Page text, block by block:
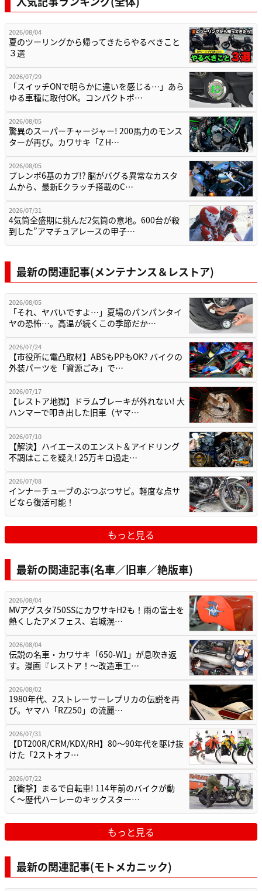
2026/08/04
夏のツーリングから帰ってきたらやるべきこと
３選
2026/07/29
「スイッチONで明らかに違いを感じる…」あら
ゆる車種に取付OK。コンパクトボ…
2026/08/05
驚異のスーパーチャージャー! 200馬力のモンス
ターが再び。カワサキ「Z H…
2026/08/05
ブレンボ6基のカブ!? 脳がバグる異常なカスタ
ムから、最新Eクラッチ搭載のC…
2026/07/31
4気筒全盛期に挑んだ2気筒の意地。600台が殺
到した”アマチュアレースの甲子…
最新の関連記事(メンテナンス＆レストア)
2026/08/05
「それ、ヤバいですよ…」夏場のパンパンタイ
ヤの恐怖…。高温が続くこの季節だか…
2026/07/24
【市役所に電凸取材】ABSもPPもOK? バイクの
外装パーツを「資源ごみ」で…
2026/07/17
【レストア地獄】ドラムブレーキが外れない! 大
ハンマーで叩き出した旧車（ヤマ…
2026/07/10
【解決】ハイエースのエンスト＆アイドリング
不調はここを疑え! 25万キロ過走…
2026/07/08
インナーチューブのぶつぶつサビ。軽度な点サ
ビなら復活可能！
もっと見る
最新の関連記事(名車／旧車／絶版車)
2026/08/04
MVアグスタ750SSにカワサキH2も！雨の富士を
熱くしたアメフェス、岩城滉…
2026/08/04
伝説の名車・カワサキ「650-W1」が息吹き返
す。漫画『レストア！～改造車工…
2026/08/02
1980年代、2ストレーサーレプリカの伝説を再
び。ヤマハ「RZ250」の流麗…
2026/07/31
【DT200R/CRM/KDX/RH】80〜90年代を駆け抜
けた「2ストオフ…
2026/07/22
【衝撃】まるで自転車! 114年前のバイクが動
く〜歴代ハーレーのキックスター…
もっと見る
最新の関連記事(モトメカニック)